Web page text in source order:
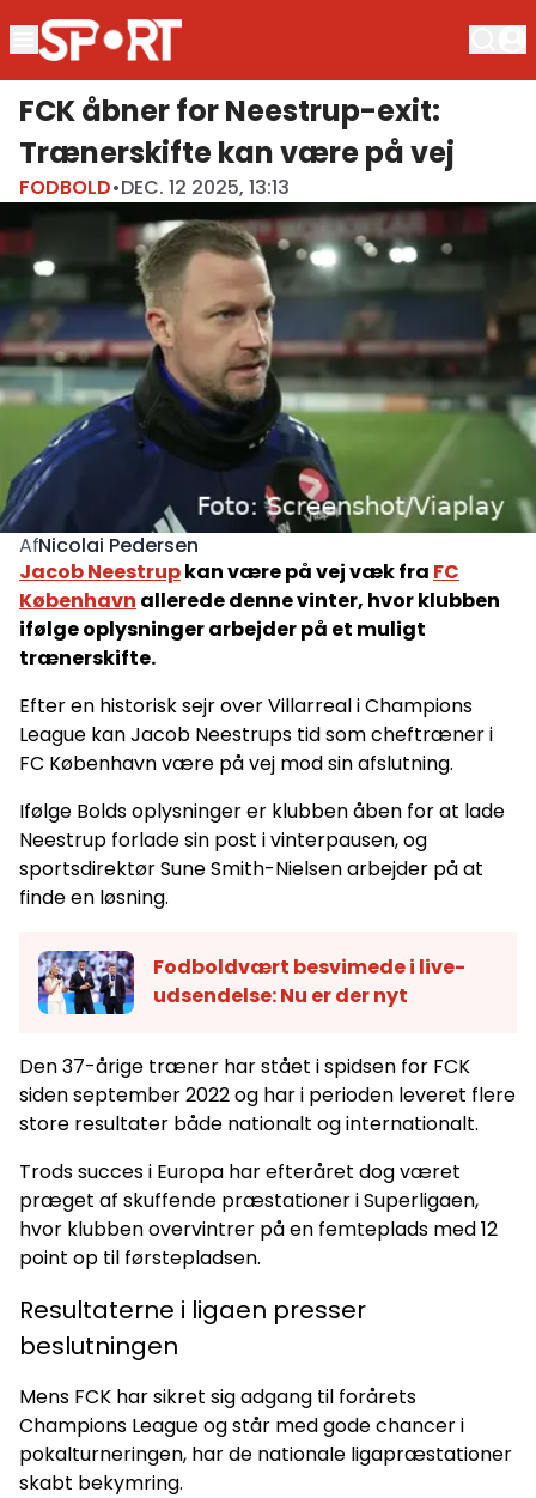
FCK åbner for Neestrup-exit:
Trænerskifte kan være på vej
FODBOLD•DEC. 12 2025, 13:13
AfNicolai Pedersen
Jacob Neestrupkan være på vej væk fra FC
København allerede denne vinter, hvor klubben
ifølge oplysninger arbejder på et muligt
trænerskifte.
Efter en historisk sejr over Villarreal i Champions
League kan Jacob Neestrups tid som cheftræner i
FC København være på vej mod sin afslutning.
Ifølge Bolds oplysninger er klubben åben for at lade
Neestrup forlade sin post i vinterpausen, og
sportsdirektør Sune Smith-Nielsen arbejder på at
finde en løsning.
Fodboldvært besvimede i live-
udsendelse: Nu er der nyt
Den 37-årige træner har stået i spidsen for FCK
siden september 2022 og har i perioden leveret flere
store resultater både nationalt og internationalt.
Trods succes i Europa har efteråret dog været
præget af skuffende præstationer i Superligaen,
hvor klubben overvintrer på en femteplads med 12
point op til førstepladsen.
Resultaterne i ligaen presser
beslutningen
Mens FCK har sikret sig adgang til forårets
Champions League og står med gode chancer i
pokalturneringen, har de nationale ligapræstationer
skabt bekymring.